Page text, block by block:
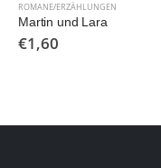
ROMANE/ERZÄHLUNGEN
Martin und Lara
€1,60